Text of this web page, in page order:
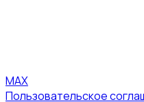
MAX
Пользовательское